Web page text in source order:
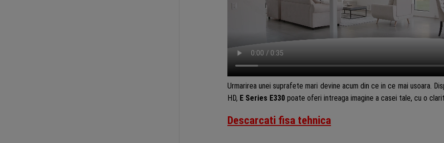
Urmarirea unei suprafete mari devine acum din ce in ce mai usoara.
HD, E Series E330poate oferi intreaga imagine a casei tale, cu o
Descarcati fisa tehnica